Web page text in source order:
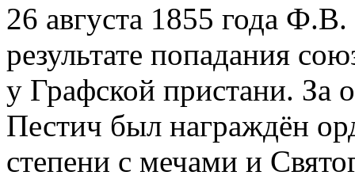
26 августа 1855 года
результате попадания
у Графской пристани. За
Пестич был награждён
степени с мечами и